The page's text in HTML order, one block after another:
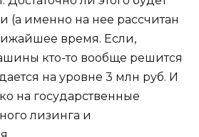
(а именно на нее рассчитан
время. Если,
кто-то вообще решится
на уровне 3 млн руб. И
на государственные
лизинга и